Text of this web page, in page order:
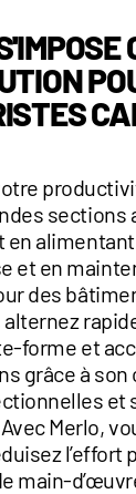
sections
en
et en
des
forme et
grâce à
et
Merlo,
l’effort
main-